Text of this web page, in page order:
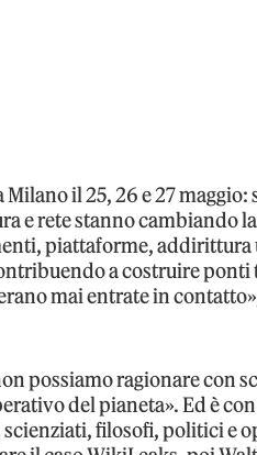
Milano il 25, 26 e 27 maggio:
e rete stanno cambiando
piattaforme, addirittura
a costruire ponti
mai entrate in
possiamo ragionare con
del pianeta». Ed è
filosofi, politici e